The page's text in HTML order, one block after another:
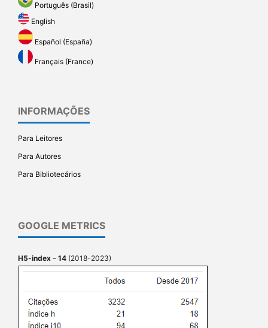
Português (Brasil)
English
Español (España)
Français (France)
INFORMAÇÕES
Para Leitores
Para Autores
Para Bibliotecários
GOOGLE METRICS
H5-index – 14 (2018-2023)